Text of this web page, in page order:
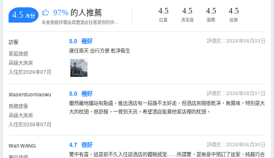
4.5 /5分 97% 的人推薦
永安旅遊評價由真實酒店住客提供的評價。
4.5
位置
4.5
清潔度
4.5
服務
4.5
設施
訪客
家庭旅遊
高級大床房
入住於2026年07月
5.0 極好
評價於：2026年08月03日
連住兩天 出行方便 乾淨衞生
Xiaoerduomiaowu
商務旅客
高級大床房
入住於2026年07月
5.0 極好
評價於：2026年08月01日
雖然離地鐵站有點遠，進出酒店有一段路不太好走，但酒店房間很乾凈，無異味，特別是大
大的枕頭，很舒服，一覺到天亮。希望酒店能賣他家店裡的枕頭。
Walt WANG
4.7 很好
評價於：2026年06月30日
驚中有喜，這是前不久入住該酒店的體驗感受……所謂驚，是無意中預訂了這家，純屬巧合